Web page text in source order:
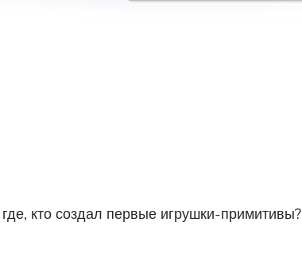
кто создал первые игрушки-примитивы?